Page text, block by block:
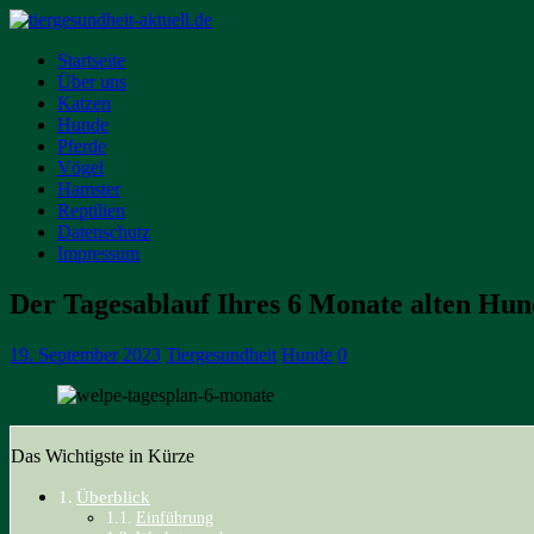
Startseite
Über uns
Katzen
Hunde
Pferde
Vögel
Hamster
Reptilien
Datenschutz
Impressum
Der Tagesablauf Ihres 6 Monate alten
19. September 2023 Tiergesundheit Hunde 0
Das Wichtigste in Kürze
Überblick
Einführung